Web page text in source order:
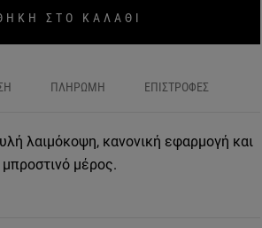
ΣΤΟ ΚΑΛΑΘΙ
ΠΛΗΡΩΜΗ ΕΠΙΣΤΡΟΦΕΣ
λαιμόκοψη, κανονική εφαρμογή και
μέρος.